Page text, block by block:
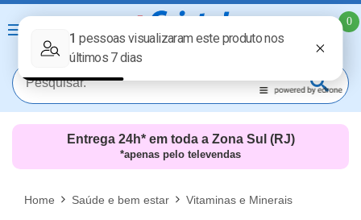
0
MAIS RESULTADOS
Entrega 24h* em toda a Zona Sul (RJ)
*apenas pelo televendas
Home Saúde e bem estar Vitaminas e Minerais